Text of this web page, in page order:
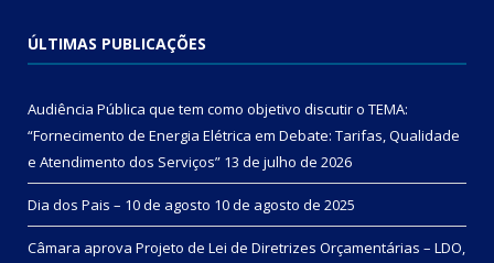
ÚLTIMAS PUBLICAÇÕES
Audiência Pública que tem como objetivo discutir o TEMA:
“Fornecimento de Energia Elétrica em Debate: Tarifas, Qualidade
e Atendimento dos Serviços” 13 de julho de 2026
Dia dos Pais – 10 de agosto 10 de agosto de 2025
Câmara aprova Projeto de Lei de Diretrizes Orçamentárias – LDO,